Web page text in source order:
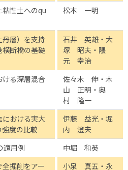
性土へのqu
松本 一明
層）を支持
断橋の基礎
石井 英雄・大
塚 昭夫・隈
元 幸治
ける深層混合
佐々木 伸・木
山 正明・奥
村 隆一
における実大
度の比較
伊藤 益光・堀
内 澄夫
適用例
中堀 和英
掘削をアー 小泉 真五・永